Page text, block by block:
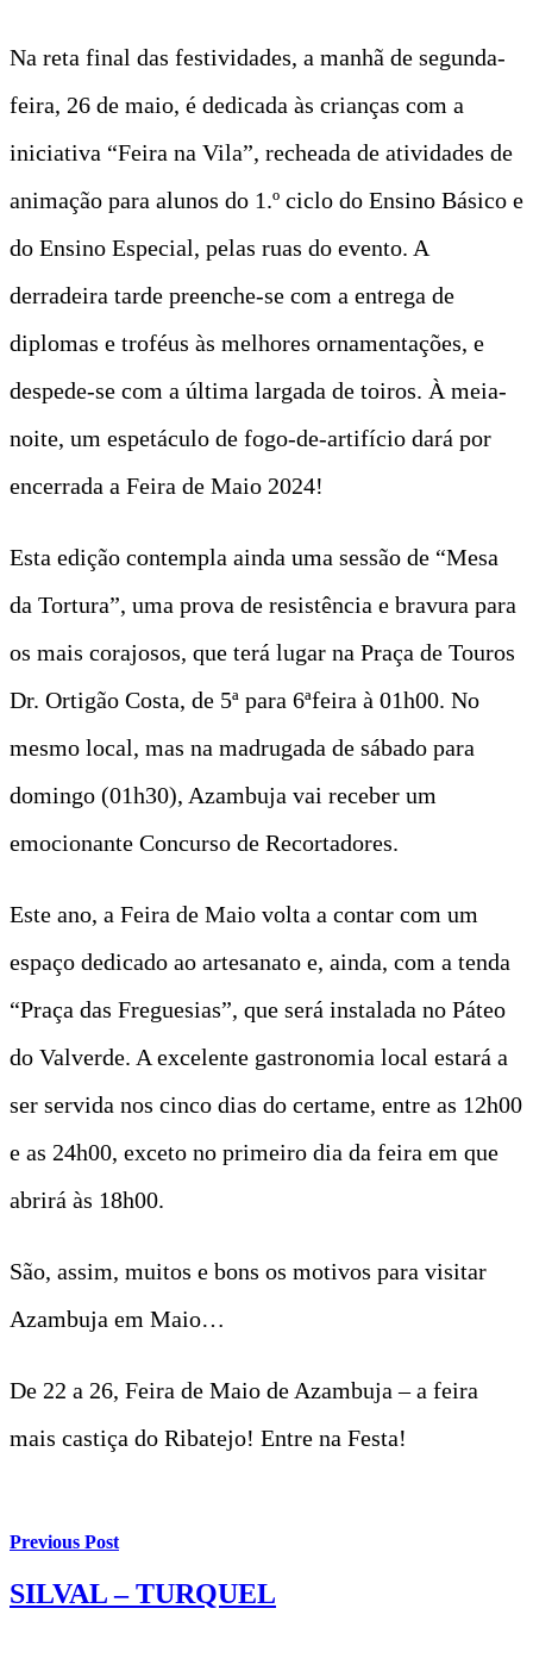
Na reta final das festividades, a manhã de segunda-
feira, 26 de maio, é dedicada às crianças com a
iniciativa “Feira na Vila”, recheada de atividades de
animação para alunos do 1.º ciclo do Ensino Básico e
do Ensino Especial, pelas ruas do evento. A
derradeira tarde preenche-se com a entrega de
diplomas e troféus às melhores ornamentações, e
despede-se com a última largada de toiros. À meia-
noite, um espetáculo de fogo-de-artifício dará por
encerrada a Feira de Maio 2024!
Esta edição contempla ainda uma sessão de “Mesa
da Tortura”, uma prova de resistência e bravura para
os mais corajosos, que terá lugar na Praça de Touros
Dr. Ortigão Costa, de 5ª para 6ªfeira à 01h00. No
mesmo local, mas na madrugada de sábado para
domingo (01h30), Azambuja vai receber um
emocionante Concurso de Recortadores.
Este ano, a Feira de Maio volta a contar com um
espaço dedicado ao artesanato e, ainda, com a tenda
“Praça das Freguesias”, que será instalada no Páteo
do Valverde. A excelente gastronomia local estará a
ser servida nos cinco dias do certame, entre as 12h00
e as 24h00, exceto no primeiro dia da feira em que
abrirá às 18h00.
São, assim, muitos e bons os motivos para visitar
Azambuja em Maio…
De 22 a 26, Feira de Maio de Azambuja – a feira
mais castiça do Ribatejo! Entre na Festa!
Previous Post
SILVAL – TURQUEL